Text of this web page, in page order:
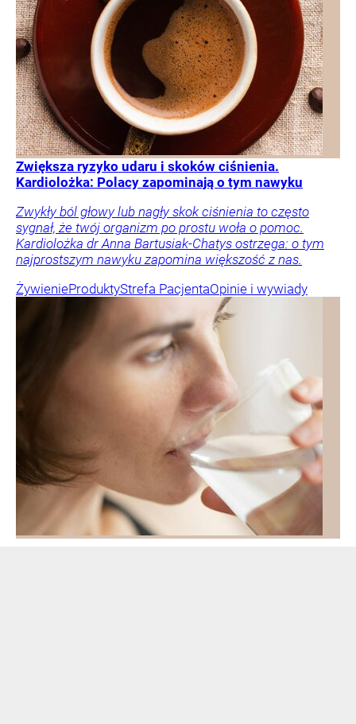
Zwiększa ryzyko udaru i skoków ciśnienia.
Kardiolożka: Polacy zapominają o tym nawyku
Zwykły ból głowy lub nagły skok ciśnienia to często
sygnał, że twój organizm po prostu woła o pomoc.
Kardiolożka dr Anna Bartusiak-Chatys ostrzega: o tym
najprostszym nawyku zapomina większość z nas.
ŻywienieProduktyStrefa PacjentaOpinie i wywiady